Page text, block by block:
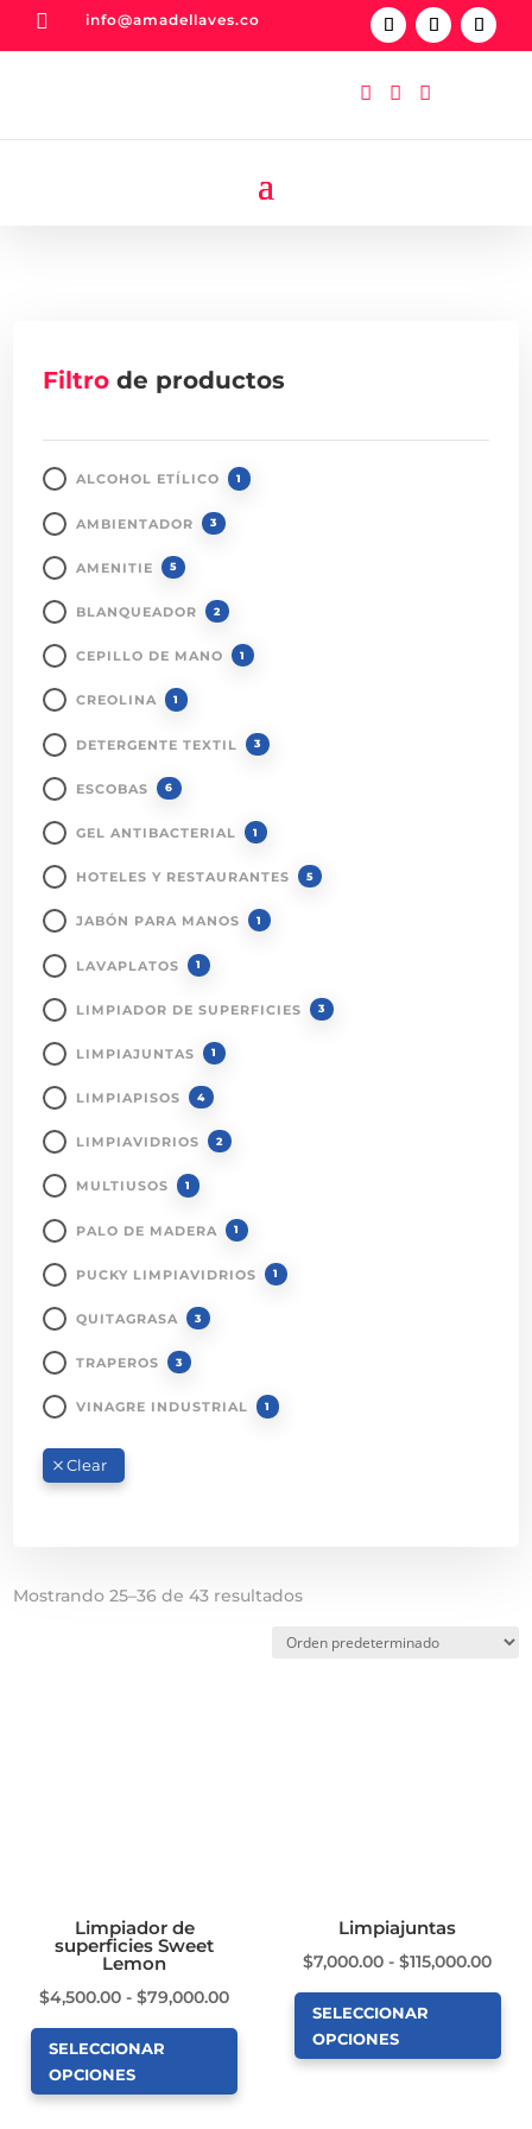
 info@amadellaves.co
  
Filtro de productos
ALCOHOL ETÍLICO 1
AMBIENTADOR 3
AMENITIE 5
BLANQUEADOR 2
CEPILLO DE MANO 1
CREOLINA 1
DETERGENTE TEXTIL 3
ESCOBAS 6
GEL ANTIBACTERIAL 1
HOTELES Y RESTAURANTES 5
JABÓN PARA MANOS 1
LAVAPLATOS 1
LIMPIADOR DE SUPERFICIES 3
LIMPIAJUNTAS 1
LIMPIAPISOS 4
LIMPIAVIDRIOS 2
MULTIUSOS 1
PALO DE MADERA 1
PUCKY LIMPIAVIDRIOS 1
QUITAGRASA 3
TRAPEROS 3
VINAGRE INDUSTRIAL 1
Mostrando 25–36 de 43 resultados
Limpiador de
superficies Sweet
Lemon
$4,500.00 - $79,000.00Rango
de
precios:
desde
SELECCIONAR
OPCIONES
Limpiajuntas
$7,000.00 - $115,000.00
de
SELECCIONAR
OPCIONES